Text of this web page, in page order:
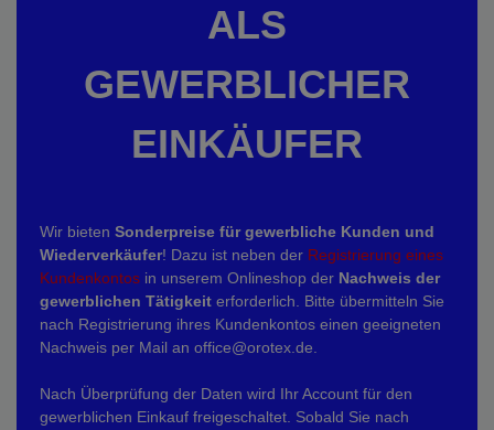
ALS
GEWERBLICHER
EINKÄUFER
Wir bieten Sonderpreise für gewerbliche Kunden und
Wiederverkäufer! Dazu ist neben der Registrierung eines
Kundenkontos in unserem Onlineshop der Nachweis der
gewerblichen Tätigkeit erforderlich. Bitte übermitteln Sie
nach Registrierung ihres Kundenkontos einen geeigneten
Nachweis per Mail an office@orotex.de.
Nach Überprüfung der Daten wird Ihr Account für den
gewerblichen Einkauf freigeschaltet. Sobald Sie nach